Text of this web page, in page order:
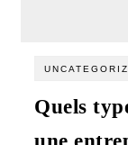
Quels